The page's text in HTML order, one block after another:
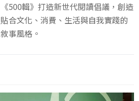
《500輯》打造新世代閱讀倡議，創造
貼合文化、消費、生活與自我實踐的
敘事風格。